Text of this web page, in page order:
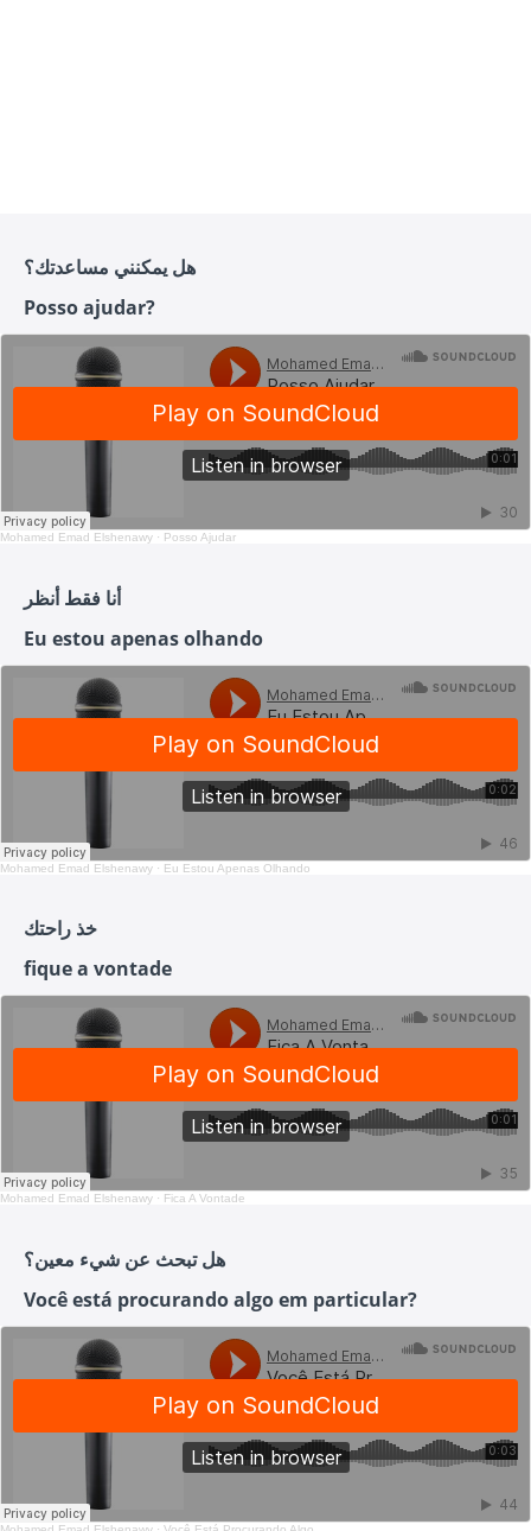
هل يمكنني مساعدتك؟
Posso ajudar?
Mohamed Emad Elshenawy · Posso Ajudar
أنا فقط أنظر
Eu estou apenas olhando
Mohamed Emad Elshenawy · Eu Estou Apenas Olhando
خذ راحتك
fique a vontade
Mohamed Emad Elshenawy · Fica A Vontade
هل تبحث عن شيء معين؟
Você está procurando algo em particular?